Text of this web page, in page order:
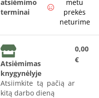
atsiėmimo
terminai
metu
prekės
neturime
Atsiėmimas
knygynėlyje
Atsiimkite tą pačią ar
kitą darbo dieną
0,00
€